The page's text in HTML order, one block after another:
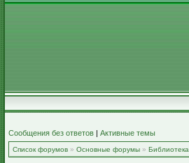
Сообщения без ответов | Активные темы
Список форумов » Основные форумы » Библиотека